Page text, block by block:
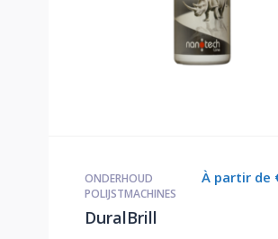
À partir de
ONDERHOUD
POLIJSTMACHINES
DuralBrill